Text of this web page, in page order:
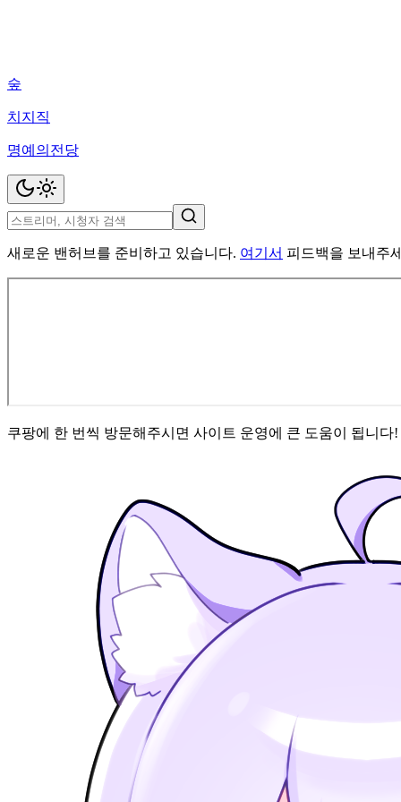
숲
치지직
명예의전당
새로운 밴허브를 준비하고 있습니다. 여기서 피드백을 보내주
쿠팡에 한 번씩 방문해주시면 사이트 운영에 큰 도움이 됩니다!